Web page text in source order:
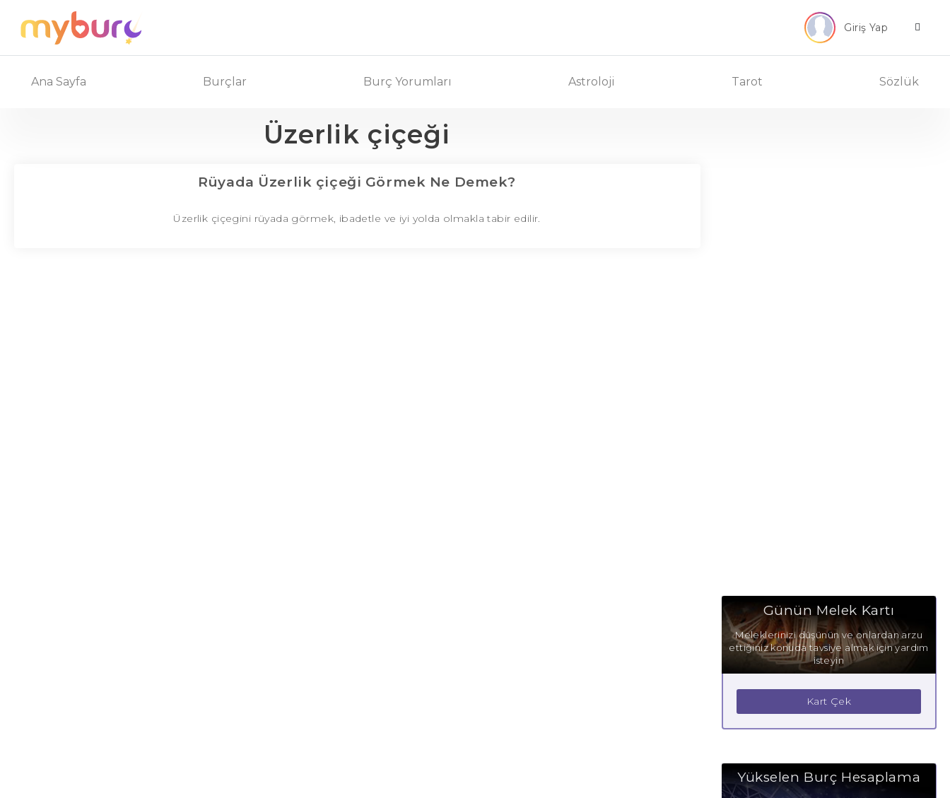
Giriş Yap
Ana Sayfa Burçlar Burç Yorumları Astroloji Tarot Sözlük
Üzerlik çiçeği
Rüyada Üzerlik çiçeği Görmek Ne Demek?
Üzerlik çiçegini rüyada görmek, ibadetle ve iyi yolda olmakla tabir edilir.
Günün Melek Kartı
Meleklerinizi düşünün ve onlardan arzu
ettiğiniz konuda tavsiye almak için yardım
isteyin
Kart Çek
Yükselen Burç Hesaplama